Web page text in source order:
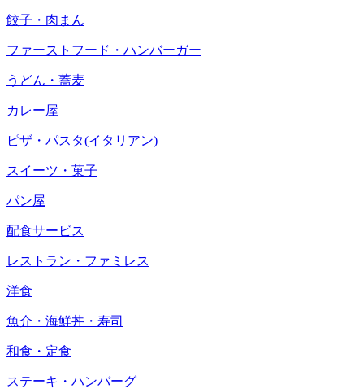
餃子・肉まん
ファーストフード・ハンバーガー
うどん・蕎麦
カレー屋
ピザ・パスタ(イタリアン)
スイーツ・菓子
パン屋
配食サービス
レストラン・ファミレス
洋食
魚介・海鮮丼・寿司
和食・定食
ステーキ・ハンバーグ